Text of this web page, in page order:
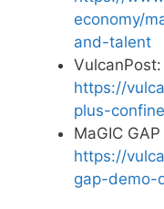
economy/
and-talent
VulcanPost:
https://
plus-
MaGIC
https://
gap-demo-